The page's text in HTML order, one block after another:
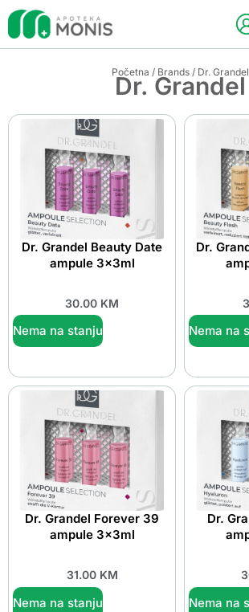
Početna / Brands/ Dr. Grandel
Dr. Grandel
Dr. Grandel Beauty Date
ampule 3x3ml
30.00 KM
Nema na stanju
Dr.
Nema na
Dr. Grandel Forever 39
ampule 3x3ml
31.00 KM
Nema na stanju
Dr.
Nema na